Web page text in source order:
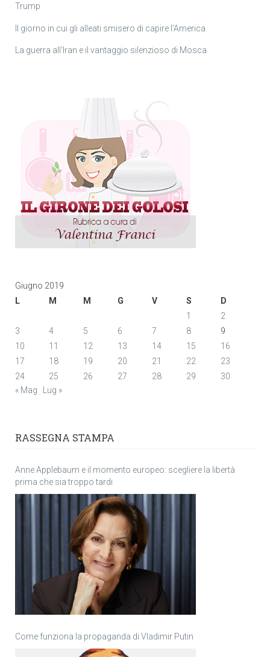
Trump
Il giorno in cui gli alleati smisero di capire l’America
La guerra all’Iran e il vantaggio silenzioso di Mosca
Giugno 2019
L
M M G V S
D
1
2
3
4 5 6 7 8
9
10
11 12 13 14 15
16
17
18 19 20 21 22
23
24
25 26 27 28 29
30
« Mag
Lug »
RASSEGNA STAMPA
Anne Applebaum e il momento europeo: scegliere la libertà
prima che sia troppo tardi
Come funziona la propaganda di Vladimir Putin